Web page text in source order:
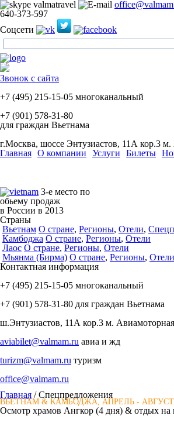
valmatravel
640-373-597
Соцсети
Звонок с сайта
+7 (495) 215-15-05 многоканальный
+7 (901) 578-31-80
для граждан Вьетнама
г.Москва, шоссе Энтузиастов, 11А кор.3 м.
Главная О компании Услуги Билеты
3-е место по
обьему продаж
в России в 2013
Страны
Вьетнам О стране, Регионы, Отели,
Камбоджа О стране, Регионы, Отели
Лаос О стране, Регионы, Отели
Мьянма (Бирма) О стране, Регионы, Отели
Контактная информация
+7 (495) 215-15-05 многоканальный
+7 (901) 578-31-80 для граждан Вьетнама
ш.Энтузиастов, 11А кор.3 м. Авиамоторная
aviabilet@valmam.ru авиа и жд
turizm@valmam.ru туризм
office@valmam.ru
Главная / Спецпредложения
ВЬЕТНАМ & КАМБОДЖА, АПРЕЛЬ - АВГУСТ
Осмотр храмов Ангкор (4 дня) & отдых